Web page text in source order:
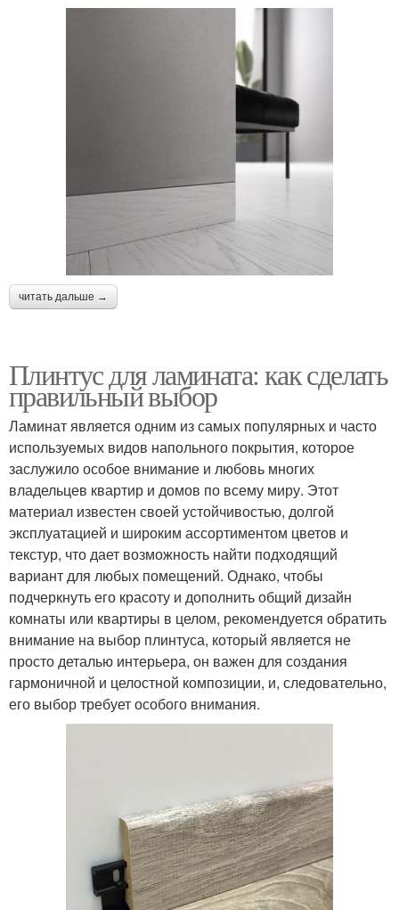
читать дальше →
Плинтус для ламината: как сделать
правильный выбор
Ламинат является одним из самых популярных и часто
используемых видов напольного покрытия, которое
заслужило особое внимание и любовь многих
владельцев квартир и домов по всему миру. Этот
материал известен своей устойчивостью, долгой
эксплуатацией и широким ассортиментом цветов и
текстур, что дает возможность найти подходящий
вариант для любых помещений. Однако, чтобы
подчеркнуть его красоту и дополнить общий дизайн
комнаты или квартиры в целом, рекомендуется обратить
внимание на выбор плинтуса, который является не
просто деталью интерьера, он важен для создания
гармоничной и целостной композиции, и, следовательно,
его выбор требует особого внимания.